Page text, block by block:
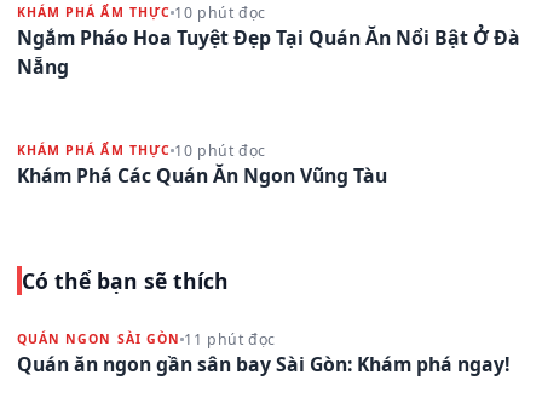
KHÁM PHÁ ẨM THỰC 10 phút đọc
Ngắm Pháo Hoa Tuyệt Đẹp Tại Quán Ăn Nổi Bật Ở Đà
Nẵng
KHÁM PHÁ ẨM THỰC 10 phút đọc
Khám Phá Các Quán Ăn Ngon Vũng Tàu
Có thể bạn sẽ thích
QUÁN NGON SÀI GÒN 11 phút đọc
Quán ăn ngon gần sân bay Sài Gòn: Khám phá ngay!